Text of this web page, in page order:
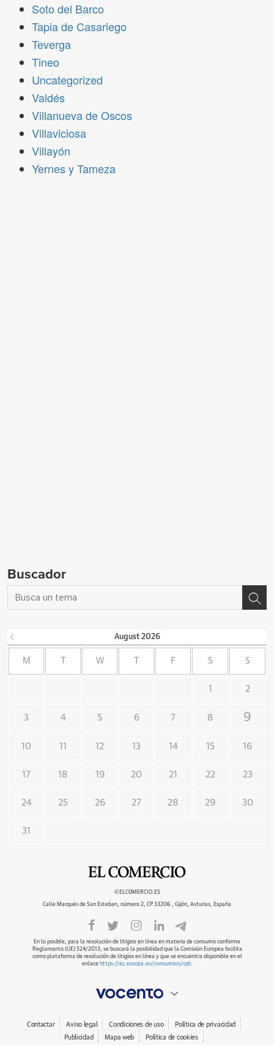
Soto del Barco
Tapia de Casariego
Teverga
Tineo
Uncategorized
Valdés
Villanueva de Oscos
Villaviciosa
Villayón
Yernes y Tameza
Buscador
August 2026
M W F S S
1 2
3 4 5 6 7 8 9
10 11 12 13 14 15 16
17 18 19 20 21 22 23
24 25 26 27 28 29 30
31
©ELCOMERCIO.ES
Calle Marqués de San Esteban, número 2, CP 33206 , Gijón, Asturias, España
En lo posible, para la resolución de litigios en línea en materia de consumo conforme
Reglamento (UE) 524/2013, se buscará la posibilidad que la Comisión Europea facilita
como plataforma de resolución de litigios en línea y que se encuentra disponible en el
enlace https://ec.europa.eu/consumers/odr.
Contactar Aviso legal Condiciones de uso
Política de privacidad
Publicidad
Mapa web Política de cookies